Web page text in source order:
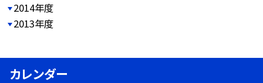
2014年度
2013年度
カレンダー